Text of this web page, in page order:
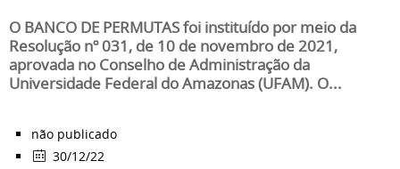
O BANCO DE PERMUTAS foi instituído por meio da
Resolução nº 031, de 10 de novembro de 2021,
aprovada no Conselho de Administração da
Universidade Federal do Amazonas (UFAM). O...
não publicado
30/12/22